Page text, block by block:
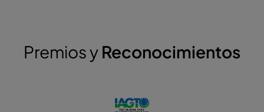
Premios y Reconocimientos